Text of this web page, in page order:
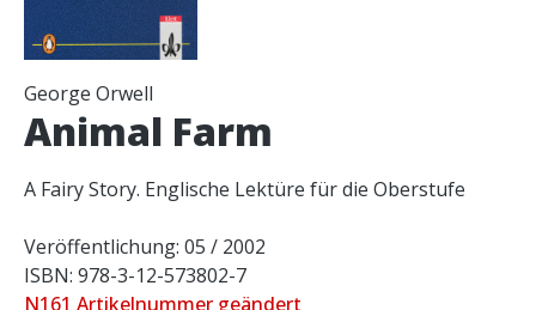
George Orwell
Animal Farm
A Fairy Story. Englische Lektüre für die Oberstufe
Veröffentlichung: 05 / 2002
ISBN: 978-3-12-573802-7
N161 Artikelnummer geändert